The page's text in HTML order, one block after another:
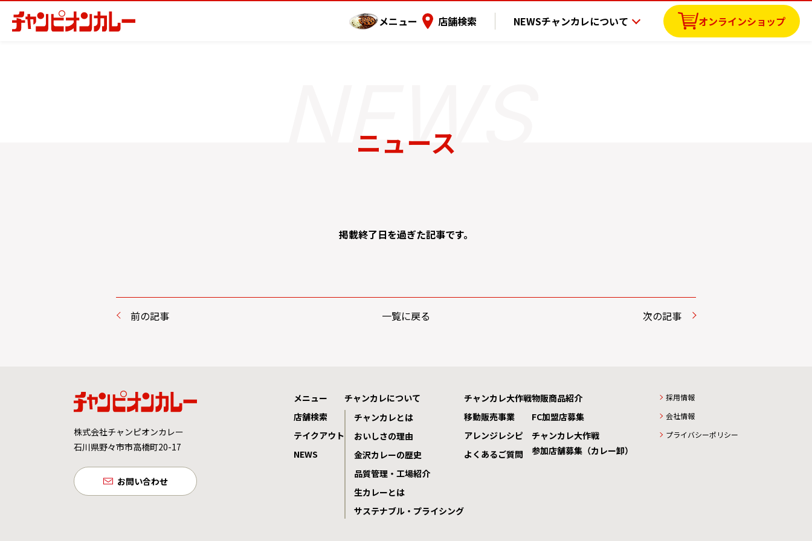
メニュー 店舗検索 NEWSチャンカレについて オンラインショップ
ニュース
掲載終了日を過ぎた記事です。
前の記事 一覧に戻る 次の記事
株式会社チャンピオンカレー
石川県野々市市高橋町20-17
お問い合わせ
メニュー
店舗検索
テイクアウト
NEWS
チャンカレについて
チャンカレとは
おいしさの理由
金沢カレーの歴史
品質管理・工場紹介
生カレーとは
サステナブル・プライシング
チャンカレ大作戦
移動販売事業
アレンジレシピ
よくあるご質問
物販商品紹介
FC加盟店募集
チャンカレ大作戦
参加店舗募集（カレー卸）
採用情報
会社情報
プライバシーポリシー